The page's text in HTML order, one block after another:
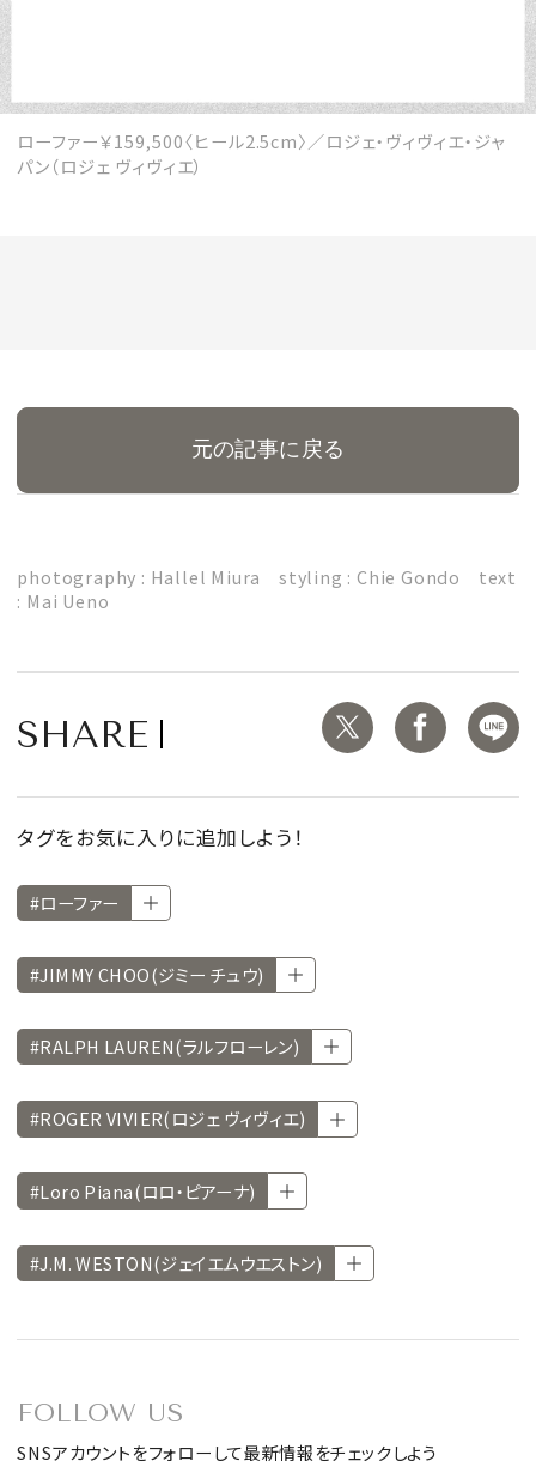
ローファー￥159,500〈ヒール2.5cm〉／ロジェ・ヴィヴィエ・ジャ
パン（ロジェ ヴィヴィエ）
元の記事に戻る
photography : Hallel Miura styling : Chie Gondo text
: Mai Ueno
SHARE
タグをお気に入りに追加しよう！
#ローファー
#JIMMY CHOO(ジミー チュウ)
#RALPH LAUREN(ラルフローレン)
#ROGER VIVIER(ロジェ ヴィヴィエ)
#Loro Piana(ロロ・ピアーナ)
#J.M. WESTON(ジェイエムウエストン)
FOLLOW US
SNSアカウントをフォローして最新情報をチェックしよう